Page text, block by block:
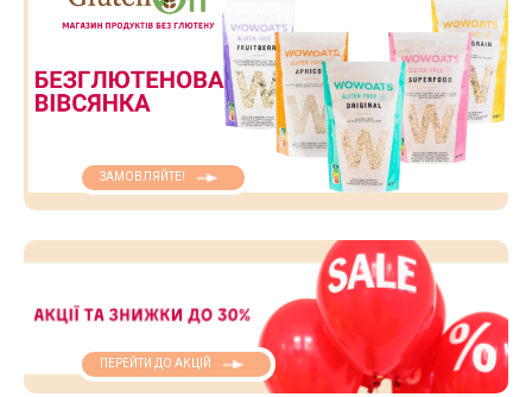
ЗАМОВЛЯЙТЕ!
ПЕРЕЙТИ ДО АКЦІЙ